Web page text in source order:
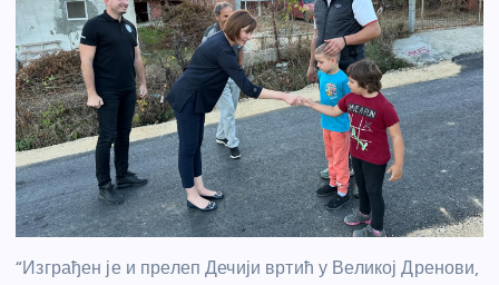
“Изграђен је и прелеп Дечији вртић у Великој Дренови,